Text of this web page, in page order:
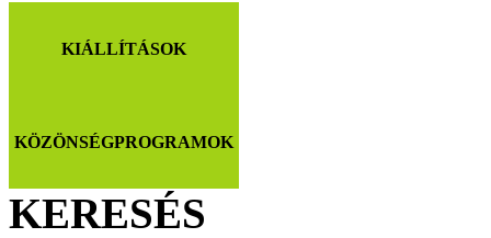
KIÁLLÍTÁSOK
KÖZÖNSÉGPROGRAMOK
KERESÉS